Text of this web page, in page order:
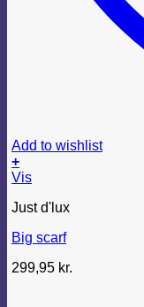
Add to wishlist
+
Vis
Just d'lux
Big scarf
299,95 kr.